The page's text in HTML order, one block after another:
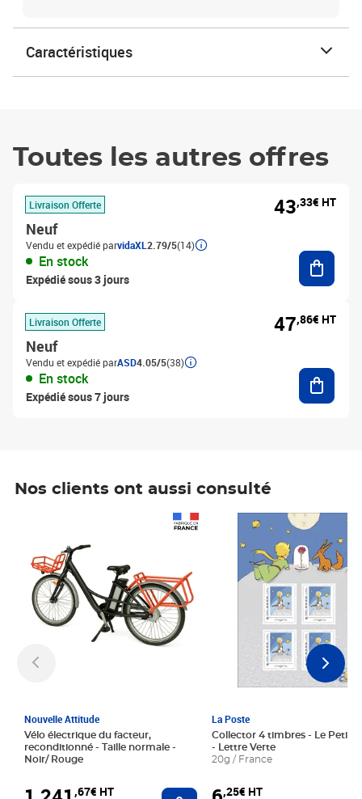
Caractéristiques
Toutes les autres offres
Livraison Offerte
Neuf
Vendu et expédié parvidaXL 2.79/5(14)
En stock
Expédié sous 3 jours
43,33€ HT
Livraison Offerte
Neuf
Vendu et expédié parASD4.05/5(38)
En stock
Expédié sous 7 jours
47,86€ HT
Nos clients ont aussi consulté
Nouvelle Attitude
Vélo électrique du facteur,
reconditionné - Taille normale -
Noir/ Rouge
,67€ HT Ajouter au panier
La Poste
Collector 4 timbres - Le Petit
- Lettre Verte
20g / France
,25€ HT
Prix 6,25€ HT